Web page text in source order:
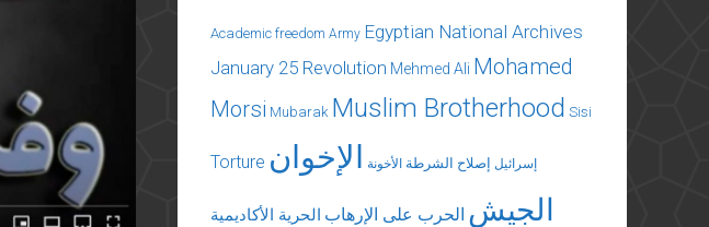
Academic freedom Army Egyptian National Archives
January 25 Revolution Mehmed Ali Mohamed
Morsi Mubarak Muslim Brotherhood Sisi
Torture إسرائيل إصلاح الشرطة الأخونة الإخوان
الجيش الحرب على الإرهاب الحرية الأكاديمية